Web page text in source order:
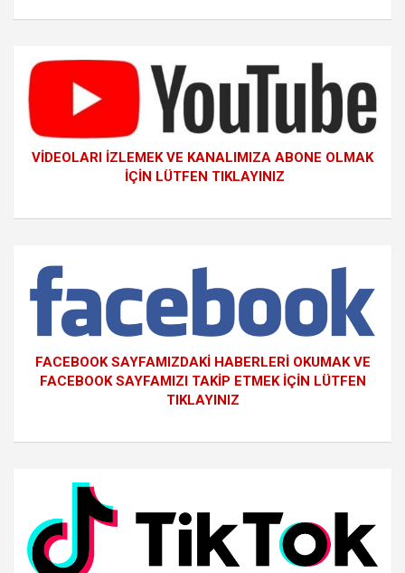
VİDEOLARI İZLEMEK VE KANALIMIZA ABONE OLMAK
İÇİN LÜTFEN TIKLAYINIZ
FACEBOOK SAYFAMIZDAKİ HABERLERİ OKUMAK VE
FACEBOOK SAYFAMIZI TAKİP ETMEK İÇİN LÜTFEN
TIKLAYINIZ